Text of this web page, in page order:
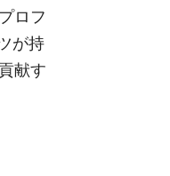
ロフ
が持
献す